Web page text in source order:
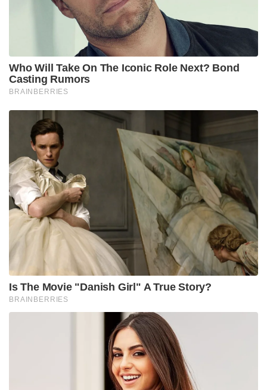
Who Will Take On The Iconic Role Next? Bond
Casting Rumors
BRAINBERRIES
Is The Movie "Danish Girl" A True Story?
BRAINBERRIES